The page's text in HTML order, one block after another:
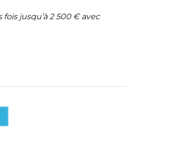
jusqu’à 2 500 € avec